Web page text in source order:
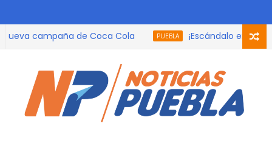
campaña de Coca Cola PUEBLA ¡Escándalo en la